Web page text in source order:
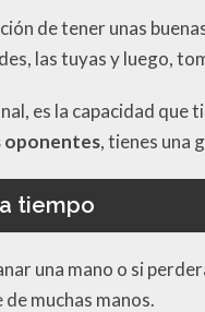
de tener unas
las tuyas y luego,
es la capacidad que
oponentes, tienes una
tiempo
una mano o si
muchas manos.